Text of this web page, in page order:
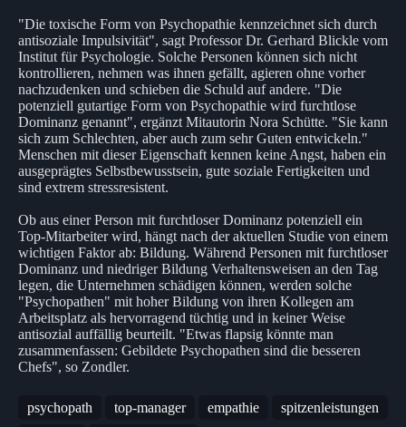
"Die toxische Form von Psychopathie kennzeichnet sich durch
antisoziale Impulsivität", sagt Professor Dr. Gerhard Blickle vom
Institut für Psychologie. Solche Personen können sich nicht
kontrollieren, nehmen was ihnen gefällt, agieren ohne vorher
nachzudenken und schieben die Schuld auf andere. "Die
potenziell gutartige Form von Psychopathie wird furchtlose
Dominanz genannt", ergänzt Mitautorin Nora Schütte. "Sie kann
sich zum Schlechten, aber auch zum sehr Guten entwickeln."
Menschen mit dieser Eigenschaft kennen keine Angst, haben ein
ausgeprägtes Selbstbewusstsein, gute soziale Fertigkeiten und
sind extrem stressresistent.
Ob aus einer Person mit furchtloser Dominanz potenziell ein
Top-Mitarbeiter wird, hängt nach der aktuellen Studie von einem
wichtigen Faktor ab: Bildung. Während Personen mit furchtloser
Dominanz und niedriger Bildung Verhaltensweisen an den Tag
legen, die Unternehmen schädigen können, werden solche
"Psychopathen" mit hoher Bildung von ihren Kollegen am
Arbeitsplatz als hervorragend tüchtig und in keiner Weise
antisozial auffällig beurteilt. "Etwas flapsig könnte man
zusammenfassen: Gebildete Psychopathen sind die besseren
Chefs", so Zondler.
psychopath top-manager empathie
spitzenleistungen